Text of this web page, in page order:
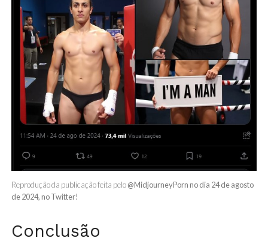
Reprodução da publicação feita pelo@MidjourneyPorn no dia 24 de agosto
de 2024, no Twitter!
Conclusão